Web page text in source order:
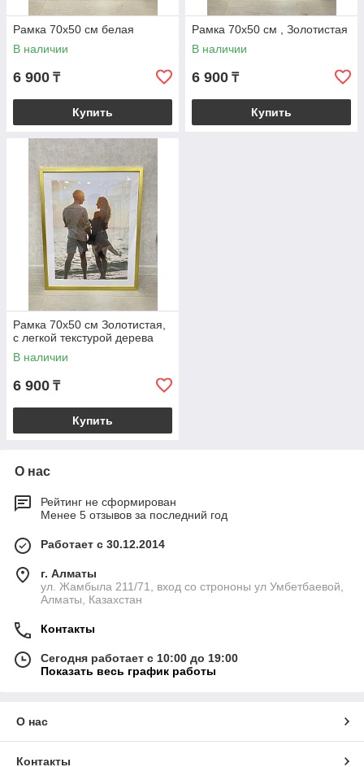
Рамка 70x50 см белая
В наличии
6 900 ₸
Купить
Рамка 70х50 см , Золотистая
В наличии
6 900 ₸
Купить
Рамка 70х50 см Золотистая,
с легкой текстурой дерева
В наличии
6 900 ₸
Купить
О нас
Рейтинг не сформирован
Менее 5 отзывов за последний год
Работает с 30.12.2014
г. Алматы
ул. Жамбыла 211/71, вход со строноны ул Умбетбаевой,
Алматы, Казахстан
Контакты
Сегодня работает с 10:00 до 19:00
Показать весь график работы
О нас
Контакты